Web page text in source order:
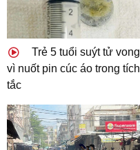
Trẻ 5 tuổi suýt tử vong
vì nuốt pin cúc áo trong tích
tắc